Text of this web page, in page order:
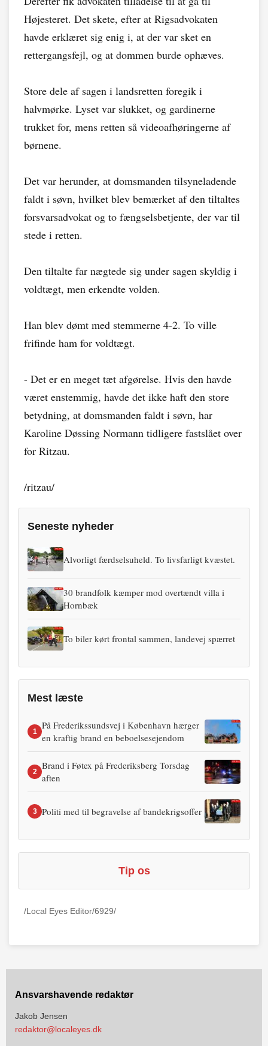
Højesteret. Det skete, efter at Rigsadvokaten
havde erklæret sig enig i, at der var sket en
rettergangsfejl, og at dommen burde ophæves.
Store dele af sagen i landsretten foregik i
halvmørke. Lyset var slukket, og gardinerne
trukket for, mens retten så videoafhøringerne af
børnene.
Det var herunder, at domsmanden tilsyneladende
faldt i søvn, hvilket blev bemærket af den tiltaltes
forsvarsadvokat og to fængselsbetjente, der var til
stede i retten.
Den tiltalte far nægtede sig under sagen skyldig i
voldtægt, men erkendte volden.
Han blev dømt med stemmerne 4-2. To ville
frifinde ham for voldtægt.
- Det er en meget tæt afgørelse. Hvis den havde
været enstemmig, havde det ikke haft den store
betydning, at domsmanden faldt i søvn, har
Karoline Døssing Normann tidligere fastslået over
for Ritzau.
/ritzau/
Seneste nyheder
Alvorligt færdselsuheld. To livsfarligt kvæstet.
30 brandfolk kæmper mod overtændt villa i
Hornbæk
To biler kørt frontal sammen, landevej spærret
Mest læste
1
På Frederikssundsvej i København hærger
en kraftig brand en beboelsesejendom
2
Brand i Føtex på Frederiksberg Torsdag
aften
3 Politi med til begravelse af bandekrigsoffer
Tip os
/Local Eyes Editor/6929/
Ansvarshavende redaktør
Jakob Jensen
redaktor@localeyes.dk